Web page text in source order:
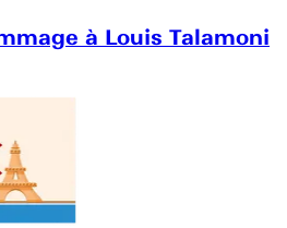
à Louis Talamoni